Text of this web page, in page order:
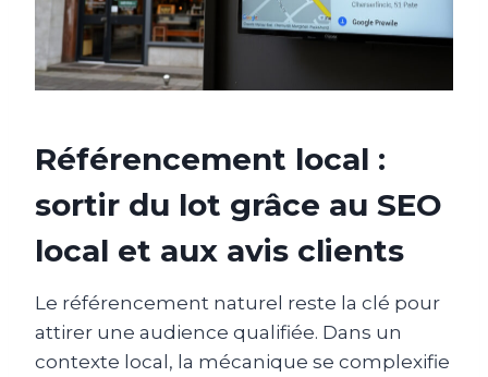
Référencement local :
sortir du lot grâce au SEO
local et aux avis clients
Le référencement naturel reste la clé pour
attirer une audience qualifiée. Dans un
contexte local, la mécanique se complexifie